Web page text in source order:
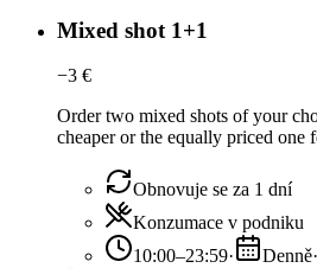
Mixed shot 1+1
−3 €
Order two mixed shots of your
cheaper or the equally priced one
Obnovuje se za 1 dní
Konzumace v podniku
10:00–23:59· Denně·